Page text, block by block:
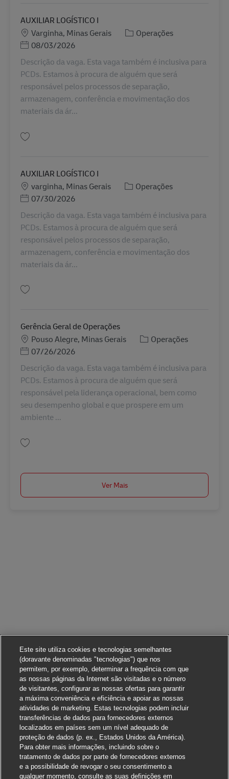
AUXILIAR LOGÍSTICO I
Localização
Varginha, Minas Gerais Categoria
Operações
Posted Date
08/03/2026
Descrição da vaga. Esta vaga também é inclusiva para
PCDs. Estamos à procura de alguém que será
responsável pelos processos de separação,
armazenagem, conferência e movimentação dos
materiais da ár...
AUXILIAR LOGÍSTICO I
Localização
varginha, Minas Gerais Categoria
Operações
Posted Date
07/30/2026
Descrição da vaga. Esta vaga também é inclusiva para
PCDs. Estamos à procura de alguém que será
responsável pelos processos de separação,
armazenagem, conferência e movimentação dos
materiais da ár...
Gerência Geral de Operações
Localização
Pouso Alegre, Minas Gerais Categoria
Operações
Posted Date
07/26/2026
Descrição da vaga. Esta vaga também é inclusiva para
PCDs. Estamos à procura de alguém que será
responsável pela liderança operacional, bem como
seu desempenho global e que prospere em um
ambiente ...
Ver Mais
Este site utiliza cookies e tecnologias semelhantes
(doravante denominadas "tecnologias") que nos
permitem, por exemplo, determinar a frequência com que
as nossas páginas da Internet são visitadas e o número
de visitantes, configurar as nossas ofertas para garantir
a máxima conveniência e eficiência e apoiar as nossas
atividades de marketing. Estas tecnologias podem incluir
transferências de dados para fornecedores externos
localizados em países sem um nível adequado de
proteção de dados (p. ex., Estados Unidos da América).
Para obter mais informações, incluindo sobre o
tratamento de dados por parte de fornecedores externos
e a possibilidade de revogar o seu consentimento a
qualquer momento, consulte as suas definições em